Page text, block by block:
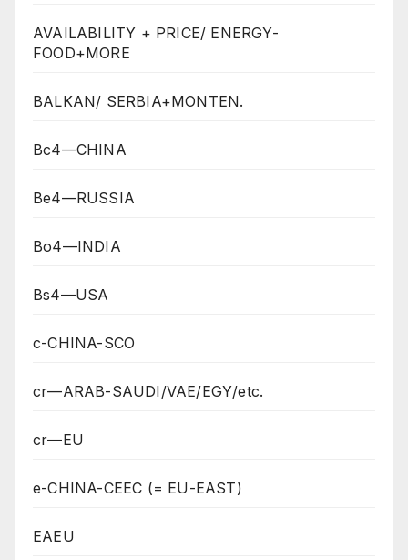
AVAILABILITY + PRICE/ ENERGY-
FOOD+MORE
BALKAN/ SERBIA+MONTEN.
Bc4—CHINA
Be4—RUSSIA
Bo4—INDIA
Bs4—USA
c-CHINA-SCO
cr—ARAB-SAUDI/VAE/EGY/etc.
cr—EU
e-CHINA-CEEC (= EU-EAST)
EAEU